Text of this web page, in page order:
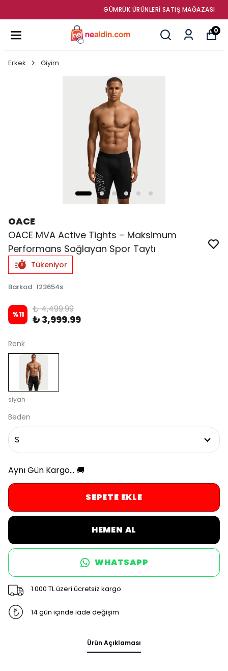
GÜMRÜK ÜRÜNLERI SATIŞ MAĞAZASI
0
Erkek Giyim
OACE
OACE MVA Active Tights – Maksimum
Performans Sağlayan Spor Taytı
Tükeniyor
Barkod: 123654s
%11 ₺ 4,499.99
₺ 3,999.99
Renk
siyah
Beden
Aynı Gün Kargo... 🚚
SEPETE EKLE
HEMEN AL
WHATSAPP
1.000 TL üzeri ücretsiz kargo
14 gün içinde iade değişim
Ürün Açıklaması